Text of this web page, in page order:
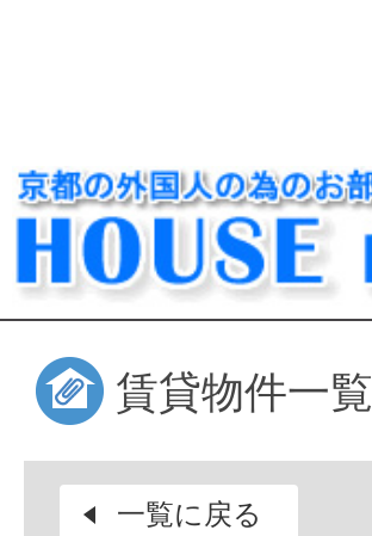
賃貸物件一覧
一覧に戻る